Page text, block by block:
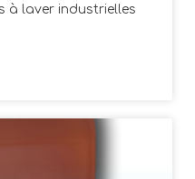
à laver industrielles